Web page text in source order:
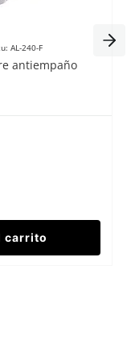
: AL-240-F
antiempaño
carrito